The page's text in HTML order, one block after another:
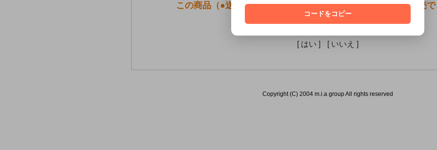
この商品（●送料無料●Cthulhu Hole）は18歳未満の方には販売で
[ はい ]
[ いいえ ]
Copyright (C) 2004 m.i.a group All rights reserved
コードをコピー